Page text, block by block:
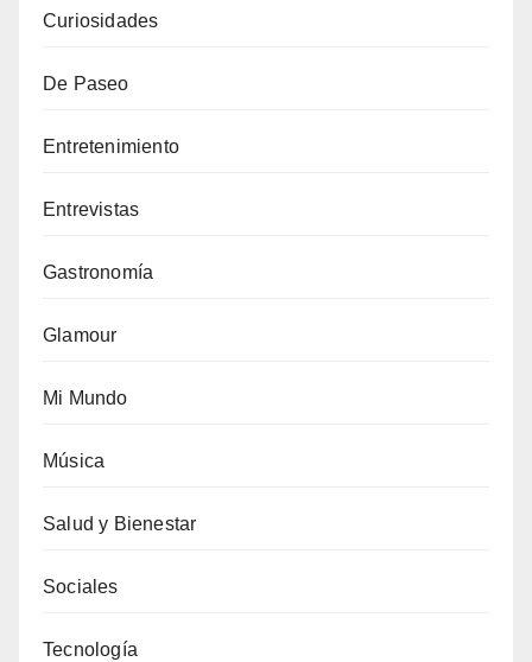
Curiosidades
De Paseo
Entretenimiento
Entrevistas
Gastronomía
Glamour
Mi Mundo
Música
Salud y Bienestar
Sociales
Tecnología